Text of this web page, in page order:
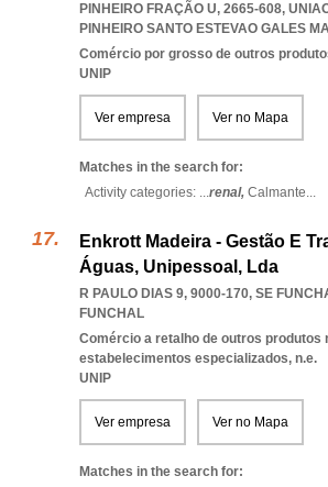
PINHEIRO FRAÇÃO U, 2665-608,
PINHEIRO SANTO ESTEVAO GALES
Comércio por grosso de outros
UNIP
Ver empresa Ver no Mapa
Matches in the search for:
Activity categories: ...renal, Calmante...
Enkrott Madeira - Gestão E
Águas, Unipessoal, Lda
R PAULO DIAS 9, 9000-170, SE
FUNCHAL
Comércio a retalho de outros produtos
estabelecimentos especializados, n.e.
UNIP
Ver empresa Ver no Mapa
Matches in the search for: